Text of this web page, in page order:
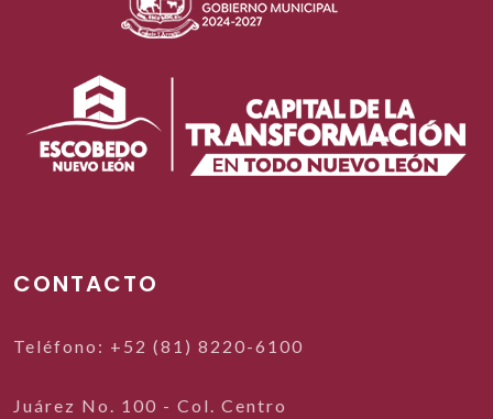
CONTACTO
Teléfono: +52 (81) 8220-6100
Juárez No. 100 - Col. Centro